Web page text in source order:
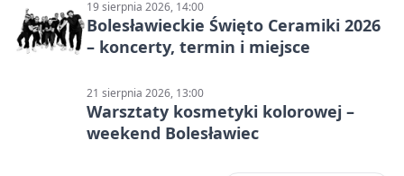
19 sierpnia 2026, 14:00
Bolesławieckie Święto Ceramiki 2026
– koncerty, termin i miejsce
21 sierpnia 2026, 13:00
Warsztaty kosmetyki kolorowej –
weekend Bolesławiec